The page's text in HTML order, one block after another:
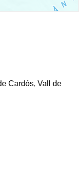
Cardós, Vall de